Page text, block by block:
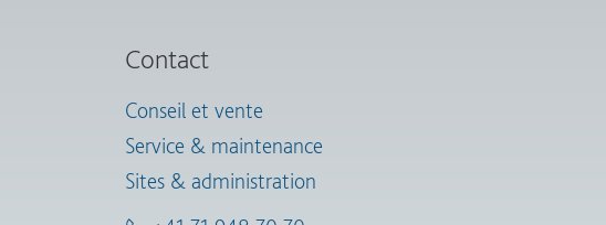
Contact
Conseil et vente
Service & maintenance
Sites & administration